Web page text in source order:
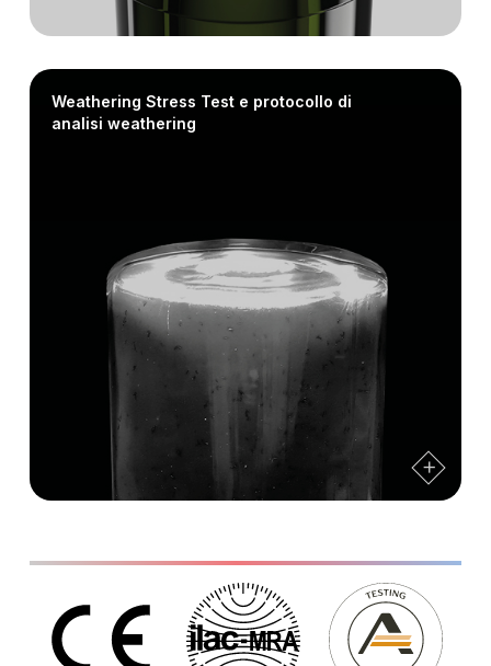
Weathering Stress Test e protocollo di
analisi weathering